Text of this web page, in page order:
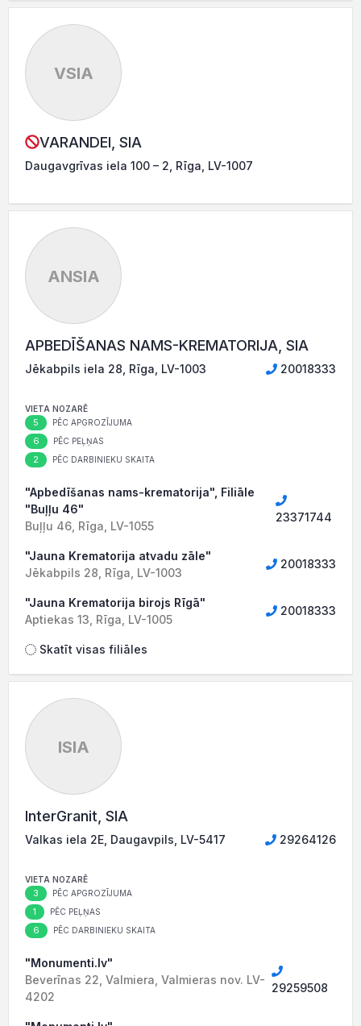
VSIA
VARANDEI, SIA
Daugavgrīvas iela 100 – 2, Rīga, LV-1007
ANSIA
APBEDĪŠANAS NAMS-KREMATORIJA, SIA
Jēkabpils iela 28, Rīga, LV-1003 20018333
VIETA NOZARĒ
5 PĒC APGROZĪJUMA
6 PĒC PEĻŅAS
2 PĒC DARBINIEKU SKAITA
"Apbedīšanas nams-krematorija", Filiāle
"Buļļu 46"
Buļļu 46, Rīga, LV-1055
23371744
"Jauna Krematorija atvadu zāle"
Jēkabpils 28, Rīga, LV-1003
20018333
"Jauna Krematorija birojs Rīgā"
Aptiekas 13, Rīga, LV-1005
20018333
Skatīt visas filiāles
ISIA
InterGranit, SIA
Valkas iela 2E, Daugavpils, LV-5417 29264126
VIETA NOZARĒ
3 PĒC APGROZĪJUMA
1 PĒC PEĻŅAS
6 PĒC DARBINIEKU SKAITA
"Monumenti.lv"
Beverīnas 22, Valmiera, Valmieras nov. LV-
4202
29259508